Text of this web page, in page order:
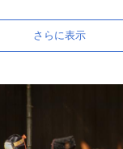
しいお米が育てられ
お土産もおすすめで
波阿湏疑(すわあづ
息災、五穀豊穣への
伝えられる池田町の
さらに表示